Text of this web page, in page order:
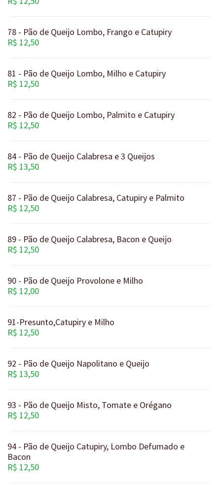
78 - Pão de Queijo Lombo, Frango e Catupiry
R$ 12,50
81 - Pão de Queijo Lombo, Milho e Catupiry
R$ 12,50
82 - Pão de Queijo Lombo, Palmito e Catupiry
R$ 12,50
84 - Pão de Queijo Calabresa e 3 Queijos
R$ 13,50
87 - Pão de Queijo Calabresa, Catupiry e Palmito
R$ 12,50
89 - Pão de Queijo Calabresa, Bacon e Queijo
R$ 12,50
90 - Pão de Queijo Provolone e Milho
R$ 12,00
91-Presunto,Catupiry e Milho
R$ 12,50
92 - Pão de Queijo Napolitano e Queijo
R$ 13,50
93 - Pão de Queijo Misto, Tomate e Orégano
R$ 12,50
94 - Pão de Queijo Catupiry, Lombo Defumado e
Bacon
R$ 12,50